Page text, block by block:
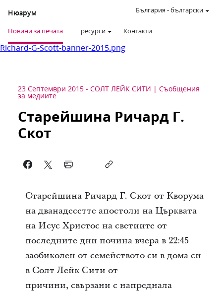
Нюзрум
Новини за печата ресурси Контакти
България -български
Richard-G-Scott-banner-2015.png
23 Септември 2015 - СОЛТ ЛЕЙК СИТИ Съобщения
за медиите
Старейшина Ричард Г.
Скот
Старейшина Ричард Г. Скот от Кворума
на дванадесетте апостоли на Църквата
на Исус Христос на светиите от
последните дни почина вчера в 22:45
заобиколен от семейството си в дома си
в Солт Лейк Сити от
причини, свързани с напреднала